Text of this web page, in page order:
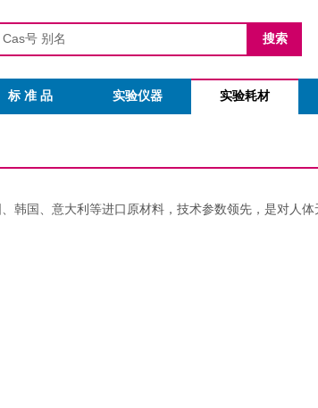
标 准 品 实验仪器 实验耗材
韩国、意大利等进口原材料，技术参数领先，是对人